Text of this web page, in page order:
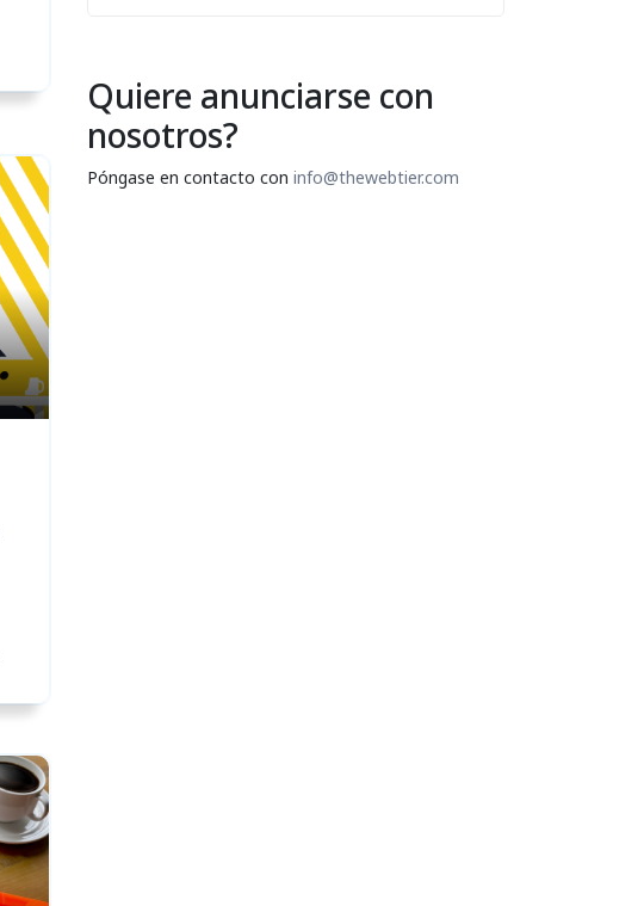
Quiere anunciarse con
nosotros?
Póngase en contacto con info@thewebtier.com